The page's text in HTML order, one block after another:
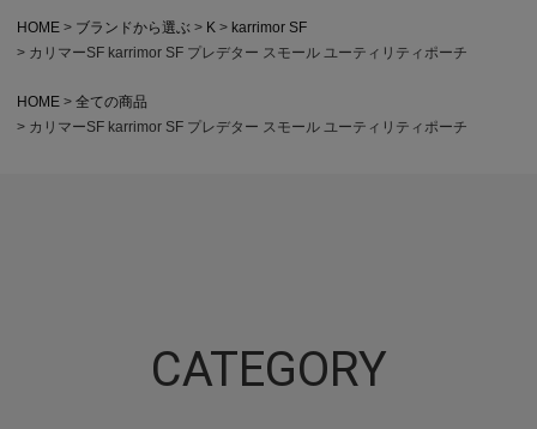
HOME ブランドから選ぶ K
karrimor SF
カリマーSF karrimor SF プレデター スモール ユーティリティポーチ
HOME
全ての商品
カリマーSF karrimor SF プレデター スモール ユーティリティポーチ
CATEGORY